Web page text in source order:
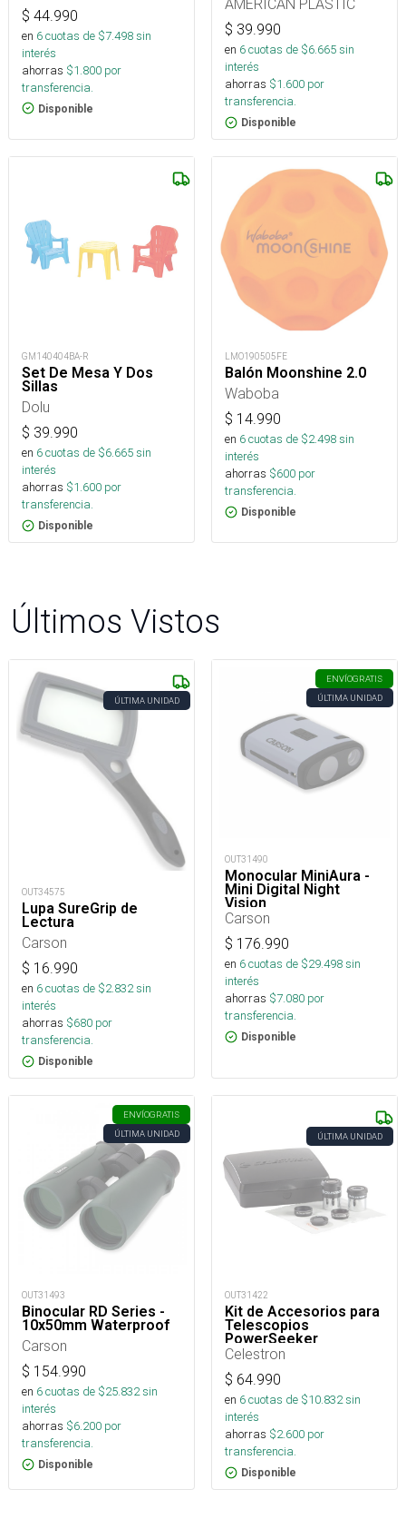
$ 44.990
en 6cuotas de $7.498sin
interés
ahorras $1.800 por
transferencia.
Disponible
AMERICAN PLASTIC
$ 39.990
en 6cuotas de $6.665sin
interés
ahorras $1.600 por
transferencia.
Disponible
GM140404BA-R
Set De Mesa Y Dos
Sillas
Dolu
$ 39.990
en 6cuotas de $6.665sin
interés
ahorras $1.600 por
transferencia.
Disponible
LMO190505FE
Balón Moonshine 2.0
Waboba
$ 14.990
en 6cuotas de $2.498sin
interés
ahorras $600 por
transferencia.
Disponible
Últimos Vistos
ÚLTIMA UNIDAD
OUT34575
Lupa SureGrip de
Lectura
Carson
$ 16.990
en 6cuotas de $2.832sin
interés
ahorras $680 por
transferencia.
Disponible
ENVÍOGRATIS
ÚLTIMA UNIDAD
OUT31490
Monocular MiniAura -
Mini Digital Night
Vision
Carson
$ 176.990
en 6cuotas de $29.498sin
interés
ahorras $7.080 por
transferencia.
Disponible
ENVÍOGRATIS
ÚLTIMA UNIDAD
OUT31493
Binocular RD Series -
10x50mm Waterproof
Carson
$ 154.990
en 6cuotas de $25.832sin
interés
ahorras $6.200 por
transferencia.
Disponible
ÚLTIMA UNIDAD
OUT31422
Kit de Accesorios para
Telescopios
PowerSeeker
Celestron
$ 64.990
en 6cuotas de $10.832sin
interés
ahorras $2.600 por
transferencia.
Disponible